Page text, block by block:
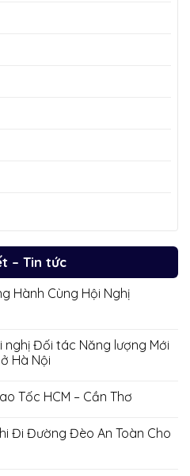
– Tin tức
Hành Cùng Hội Nghị
nghị Đối tác Năng lượng Mới
Hà Nội
Tốc HCM – Cần Thơ
Đi Đường Đèo An Toàn Cho